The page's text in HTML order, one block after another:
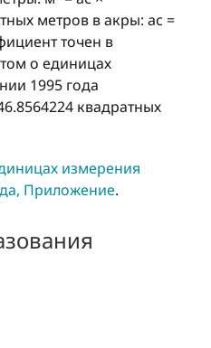
метров в акры: ac =
точен в
о единицах
1995 года
квадратных
измерения
Приложение.